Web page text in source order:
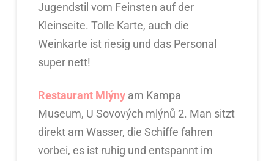
Jugendstil vom Feinsten auf der
Kleinseite. Tolle Karte, auch die
Weinkarte ist riesig und das Personal
super nett!
Restaurant Mlýny am Kampa
Museum, U Sovových mlýnů 2. Man sitzt
direkt am Wasser, die Schiffe fahren
vorbei, es ist ruhig und entspannt im